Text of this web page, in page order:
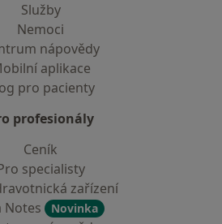
Služby
Nemoci
nápovědy
aplikace
pro pacienty
profesionály
Ceník
specialisty
zařízení
Notes
Novinka